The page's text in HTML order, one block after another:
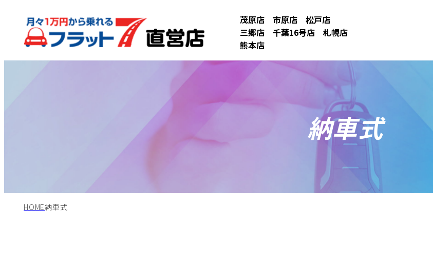
茂原店 市原店
松戸店
三郷店
千葉16号店
札幌店
熊本店
納車式
HOME納車式